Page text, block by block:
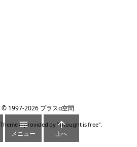
© 1997-2026 プラスα空間
is provided by "Thought is free".

メニュー

上へ